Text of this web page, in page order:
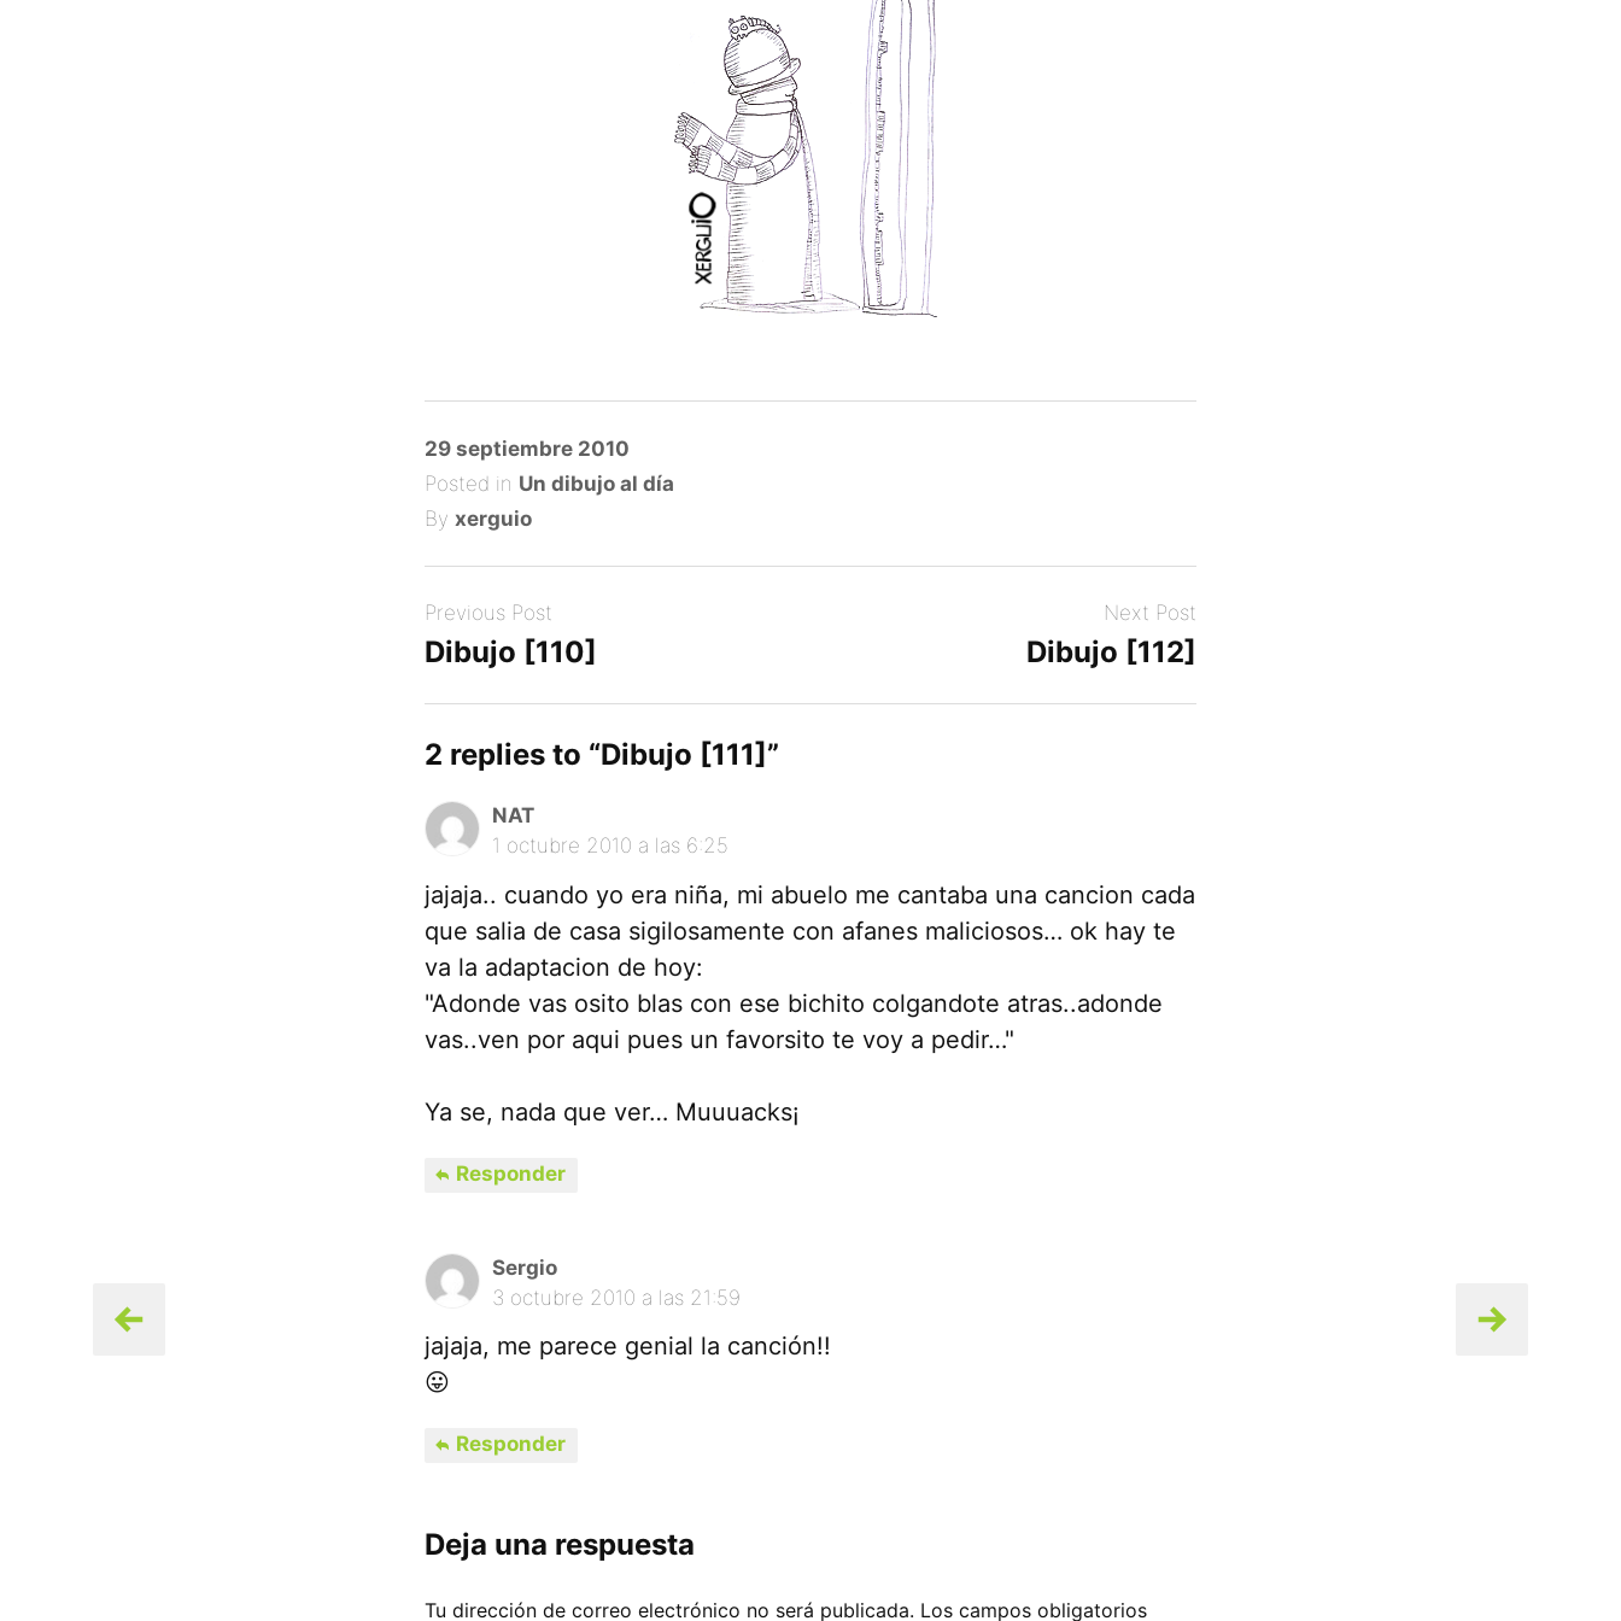
Posted
on
29 septiembre 2010
Posted in Un dibujo al día
By xerguio
Previous Post
Dibujo [110]
Next Post
Dibujo [112]
2 replies to “Dibujo [111] ”
NAT
1 octubre 2010 a las 6:25
jajaja.. cuando yo era niña, mi abuelo me cantaba una cancion cada
que salia de casa sigilosamente con afanes maliciosos… ok hay te
va la adaptacion de hoy:
"Adonde vas osito blas con ese bichito colgandote atras..adonde
vas..ven por aqui pues un favorsito te voy a pedir…"
Ya se, nada que ver… Muuuacks¡
Responder
Sergio
3 octubre 2010 a las 21:59
jajaja, me parece genial la canción!!
😛
Responder
Deja una respuesta
Tu dirección de correo electrónico no será publicada. Los campos obligatorios